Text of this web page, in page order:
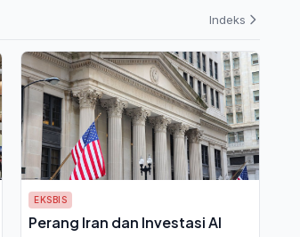
Indeks
EKSBIS
Perang Iran dan Investasi AI